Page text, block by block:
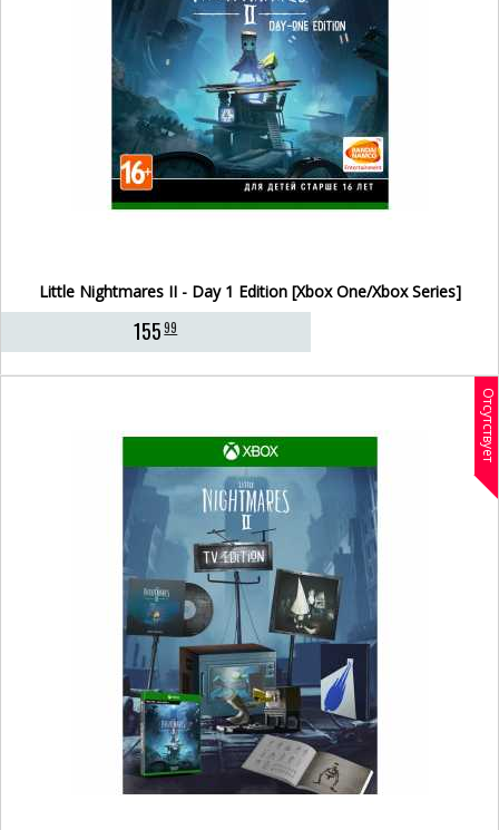
Little Nightmares II - Day 1 Edition [Xbox One/Xbox Series]
15599
Отсутствует